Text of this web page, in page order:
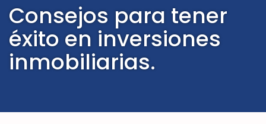
Consejos para tener
éxito en inversiones
inmobiliarias.